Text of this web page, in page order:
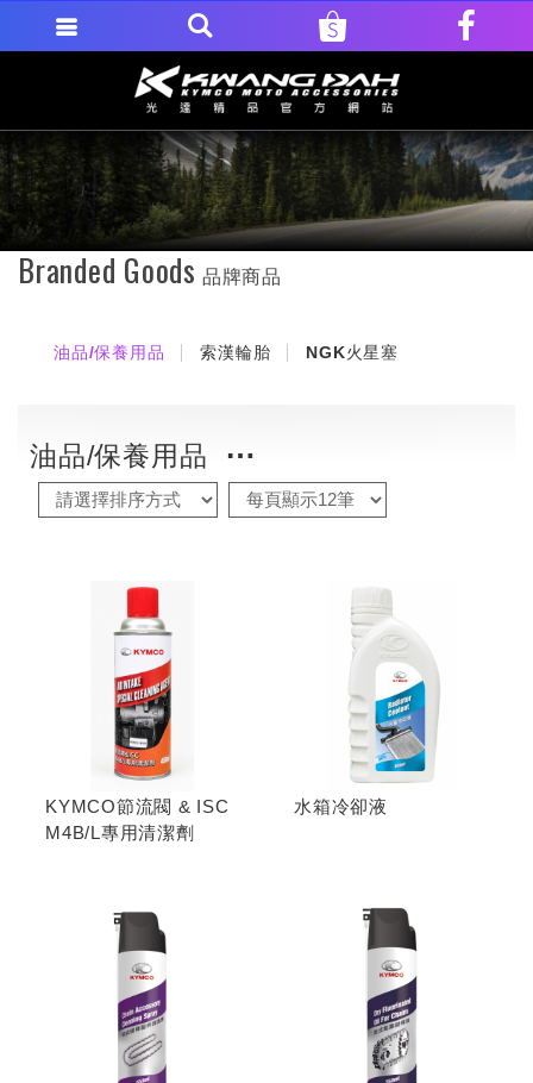
Branded Goods 品牌商品
油品/保養用品 索漢輪胎 NGK火星塞
油品/保養用品
KYMCO節流閥 & ISC
M4B/L專用清潔劑
水箱冷卻液